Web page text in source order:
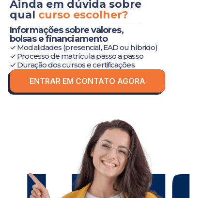
Ainda em dúvida sobre
qual curso escolher?
Informações sobre valores,
bolsas e financiamento
✓ Modalidades (presencial, EAD ou híbrido)
✓ Processo de matrícula passo a passo
✓ Duração dos cursos e certificações
ENTRAR EM CONTATO AGORA